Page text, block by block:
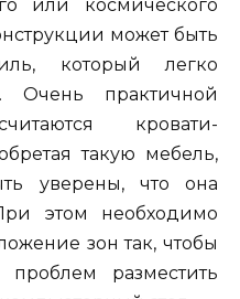
или космического
может быть
который легко
Очень практичной
кровати-
такую мебель,
уверены, что она
этом необходимо
зон так, чтобы
разместить